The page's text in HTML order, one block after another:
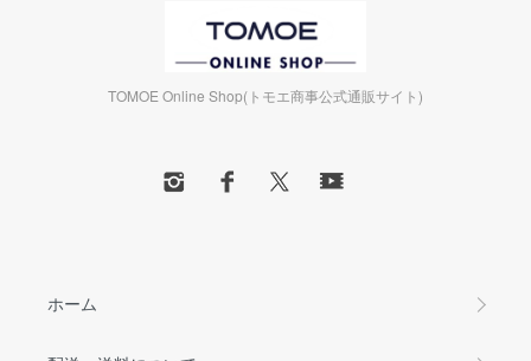
TOMOE Online Shop(トモエ商事公式通販サイト)
ホーム